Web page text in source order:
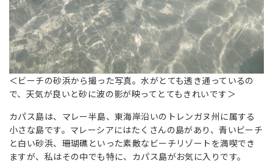
＜ビーチの砂浜から撮った写真。水がとても透き通っているの
で、天気が良いと砂に波の影が映ってとてもきれいです＞
カパス島は、マレー半島、東海岸沿いのトレンガヌ州に属する
小さな島です。マレーシアにはたくさんの島があり、青いビーチ
と白い砂浜、珊瑚礁といった素敵なビーチリゾートを満喫でき
ますが、私はその中でも特に、カパス島がお気に入りです。